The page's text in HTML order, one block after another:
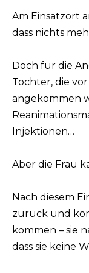
Am Einsatzort
dass nichts
Doch für die
Tochter, die
angekommen
Injektionen…
Aber die Frau
Nach diesem
zurück und
kommen – sie
dass sie keine